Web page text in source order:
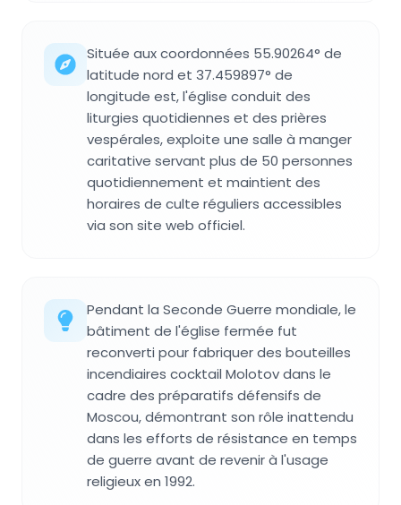
Située aux coordonnées 55.90264° de
latitude nord et 37.459897° de
longitude est, l'église conduit des
liturgies quotidiennes et des prières
vespérales, exploite une salle à manger
caritative servant plus de 50 personnes
quotidiennement et maintient des
horaires de culte réguliers accessibles
via son site web officiel.
Pendant la Seconde Guerre mondiale, le
bâtiment de l'église fermée fut
reconverti pour fabriquer des bouteilles
incendiaires cocktail Molotov dans le
cadre des préparatifs défensifs de
Moscou, démontrant son rôle inattendu
dans les efforts de résistance en temps
de guerre avant de revenir à l'usage
religieux en 1992.